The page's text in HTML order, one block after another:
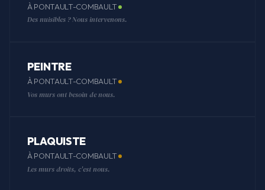
À PONTAULT-COMBAULT
Des nuisibles ? Nous intervenons.
PEINTRE
À PONTAULT-COMBAULT
Vos murs ont besoin de nous.
PLAQUISTE
À PONTAULT-COMBAULT
Les murs droits, c'est nous.